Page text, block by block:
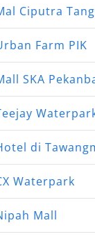
Ciputra
Farm PIK
SKA
di
Waterpark
Mall